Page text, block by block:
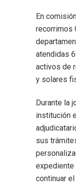
En
recorrimos
atendidas
activos de
y solares
Durante la
institución
sus
continuar